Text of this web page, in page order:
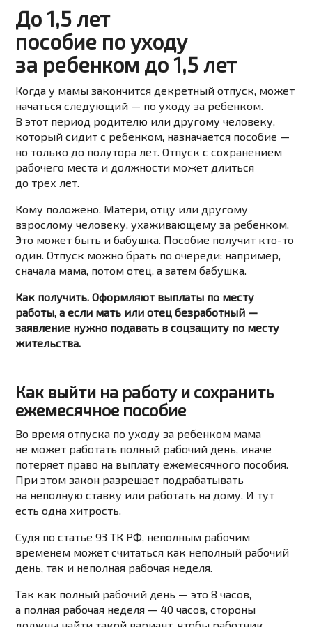
До 1,5 лет
пособие по уходу
за ребенком до 1,5 лет
Когда у мамы закончится декретный отпуск, может
начаться следующий — по уходу за ребенком.
В этот период родителю или другому человеку,
который сидит с ребенком, назначается пособие —
но только до полутора лет. Отпуск с сохранением
рабочего места и должности может длиться
до трех лет.
Кому положено. Матери, отцу или другому
взрослому человеку, ухаживающему за ребенком.
Это может быть и бабушка. Пособие получит кто-то
один. Отпуск можно брать по очереди: например,
сначала мама, потом отец, а затем бабушка.
Как получить. Оформляют выплаты по месту
работы, а если мать или отец безработный —
заявление нужно подавать в соцзащиту по месту
жительства.
Как выйти на работу и сохранить
ежемесячное пособие
Во времяотпуска по уходу за ребенком мама
не может работать полный рабочий день, иначе
потеряет право на выплату ежемесячного пособия.
При этом закон разрешает подрабатывать
на неполную ставку или работать на дому. И тут
есть одна хитрость.
Судя по статье 93 ТК РФ, неполным рабочим
временем может считаться как неполный рабочий
день, так и неполная рабочая неделя.
Так как полный рабочий день — это 8 часов,
а полная рабочая неделя — 40 часов, стороны